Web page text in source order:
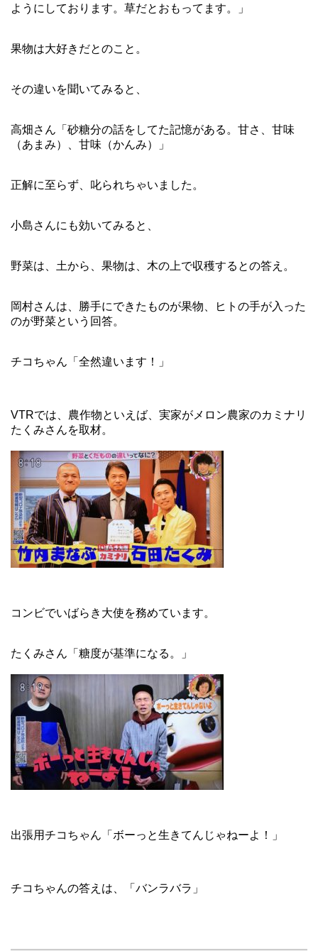
ようにしております。草だとおもってます。」
果物は大好きだとのこと。
その違いを聞いてみると、
高畑さん「砂糖分の話をしてた記憶がある。甘さ、甘味
（あまみ）、甘味（かんみ）」
正解に至らず、叱られちゃいました。
小島さんにも効いてみると、
野菜は、土から、果物は、木の上で収穫するとの答え。
岡村さんは、勝手にできたものが果物、ヒトの手が入った
のが野菜という回答。
チコちゃん「全然違います！」
VTRでは、農作物といえば、実家がメロン農家のカミナリ
たくみさんを取材。
コンビでいばらき大使を務めています。
たくみさん「糖度が基準になる。」
出張用チコちゃん「ボーっと生きてんじゃねーよ！」
チコちゃんの答えは、「バンラバラ」